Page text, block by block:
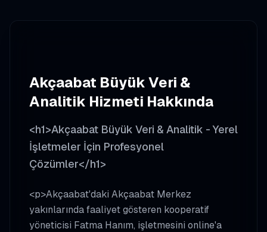
Akçaabat Büyük Veri &
Analitik Hizmeti Hakkında
<h1>Akçaabat Büyük Veri & Analitik - Yerel
İşletmeler İçin Profesyonel
Çözümler</h1>
<p>Akçaabat'daki Akçaabat Merkez
yakınlarında faaliyet gösteren kooperatif
yöneticisi Fatma Hanım, işletmesini online'a